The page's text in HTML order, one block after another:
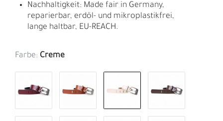
Nachhaltigkeit: Made fair in Germany,
reparierbar, erdöl- und mikroplastikfrei,
lange haltbar, EU-REACH.
Farbe: Creme